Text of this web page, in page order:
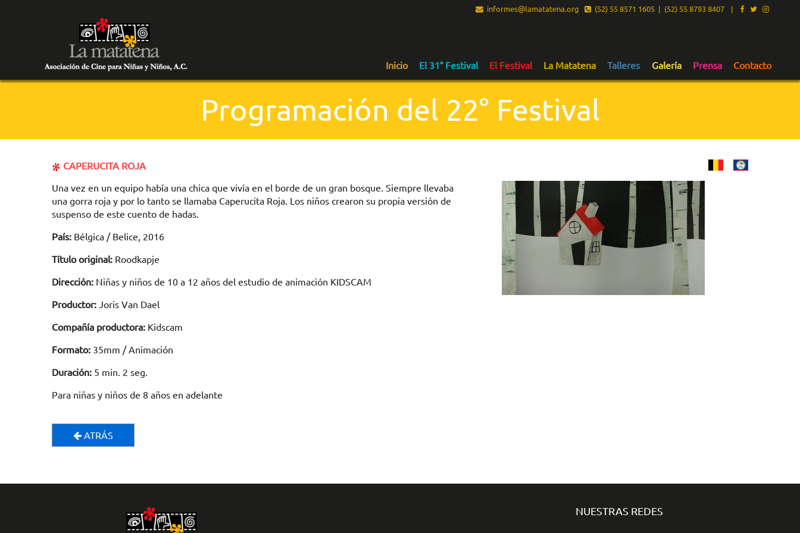
informes@lamatatena.org (52) 55 8571 1605 | (52) 55 8793 8407 |
Inicio El 31° Festival El Festival La Matatena Talleres Galería Prensa Contacto
Programación del 22° Festival
CAPERUCITA ROJA
Una vez en un equipo había una chica que vivía en el borde de un gran bosque. Siempre llevaba
una gorra roja y por lo tanto se llamaba Caperucita Roja. Los niños crearon su propia versión de
suspenso de este cuento de hadas.
País: Bélgica / Belice, 2016
Título original: Roodkapje
Dirección: Niñas y niños de 10 a 12 años del estudio de animación KIDSCAM
Productor: Joris Van Dael
Compañía productora: Kidscam
Formato: 35mm / Animación
Duración: 5 min. 2 seg.
Para niñas y niños de 8 años en adelante
ATRÁS
NUESTRAS REDES